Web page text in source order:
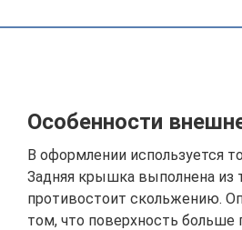
Особенности
В оформлении используется
Задняя крышка выполнена из
противостоит скольжению.
том, что поверхность